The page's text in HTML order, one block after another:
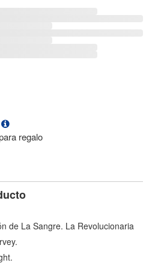
regalo
de La Sangre. La Revolucionaria